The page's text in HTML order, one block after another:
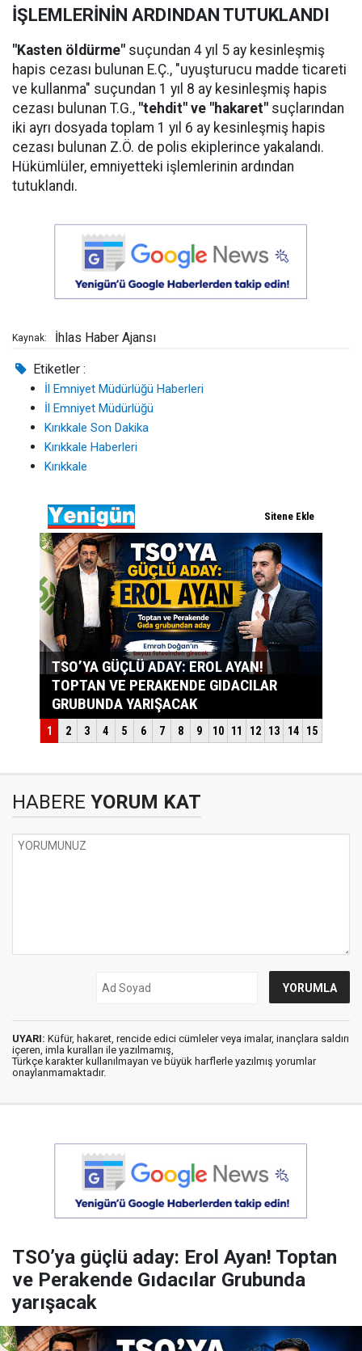
İŞLEMLERİNİN ARDINDAN TUTUKLANDI
"Kasten öldürme" suçundan 4 yıl 5 ay kesinleşmiş
hapis cezası bulunan E.Ç., "uyuşturucu madde ticareti
ve kullanma" suçundan 1 yıl 8 ay kesinleşmiş hapis
cezası bulunan T.G., "tehdit" ve "hakaret" suçlarından
iki ayrı dosyada toplam 1 yıl 6 ay kesinleşmiş hapis
cezası bulunan Z.Ö. de polis ekiplerince yakalandı.
Hükümlüler, emniyetteki işlemlerinin ardından
tutuklandı.
Kaynak: İhlas Haber Ajansı
Etiketler :
İl Emniyet Müdürlüğü Haberleri
İl Emniyet Müdürlüğü
Kırıkkale Son Dakika
Kırıkkale Haberleri
Kırıkkale
HABERE YORUM KAT
UYARI: Küfür, hakaret, rencide edici cümleler veya imalar, inançlara saldırı
içeren, imla kuralları ile yazılmamış,
Türkçe karakter kullanılmayan ve büyük harflerle yazılmış yorumlar
onaylanmamaktadır.
TSO’ya güçlü aday: Erol Ayan! Toptan
ve Perakende Gıdacılar Grubunda
yarışacak